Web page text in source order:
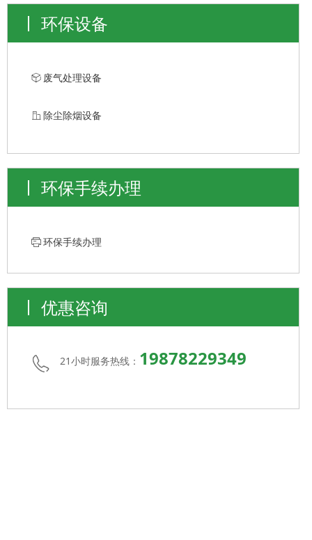
优惠咨询
21小时服务热线： 19878229349
环保设备
ꁦ 废气处理设备
ꀶ 除尘除烟设备
环保手续办理
ꁧ 环保手续办理